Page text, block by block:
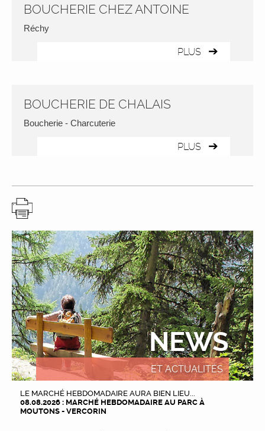
BOUCHERIE CHEZ ANTOINE
Réchy
PLUS
BOUCHERIE DE CHALAIS
Boucherie - Charcuterie
PLUS
NEWS
ET ACTUALITÉS
LE MARCHÉ HEBDOMADAIRE AURA BIEN LIEU...
08.08.2026 : MARCHÉ HEBDOMADAIRE AU PARC À
MOUTONS - VERCORIN